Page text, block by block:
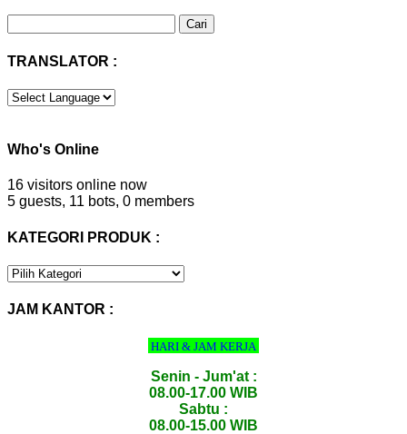
untuk:
TRANSLATOR :
Who's Online
16 visitors online now
5 guests, 11 bots, 0 members
KATEGORI PRODUK :
KATEGORI
JAM KANTOR :
HARI & JAM KERJA
Senin - Jum'at :
08.00-17.00 WIB
Sabtu :
08.00-15.00 WIB